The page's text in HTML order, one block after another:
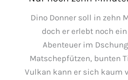
Dino Donner soll in zehn
doch er erlebt noch
Abenteuer im
Matschepfützen, bunten
Vulkan kann er sich kaum